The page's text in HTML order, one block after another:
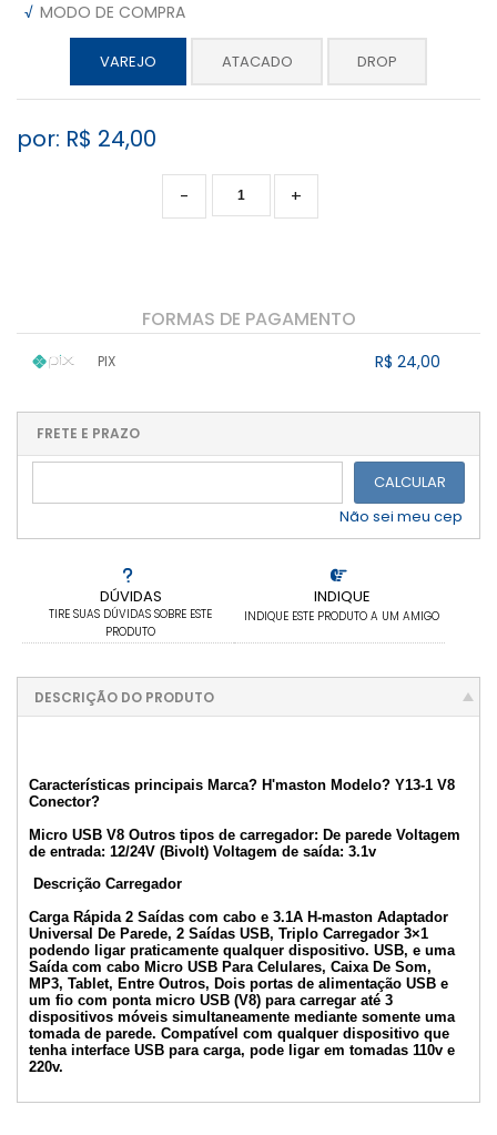
√ MODO DE COMPRA
VAREJO ATACADO DROP
DÚVIDAS
TIRE SUAS DÚVIDAS SOBRE ESTE
PRODUTO
INDIQUE
INDIQUE ESTE PRODUTO A UM AMIGO
por: R$ 24,00
+
-
FORMAS DE PAGAMENTO
PIX R$ 24,00
...
....
FRETE E PRAZO
CALCULAR
Não sei meu cep
DESCRIÇÃO DO PRODUTO
Características principais Marca? H'maston Modelo? Y13-1 V8
Conector?
Micro USB V8 Outros tipos de carregador: De parede Voltagem
de entrada: 12/24V (Bivolt) Voltagem de saída: 3.1v
Descrição Carregador
Carga Rápida 2 Saídas com cabo e 3.1A H-maston Adaptador
Universal De Parede, 2 Saídas USB, Triplo Carregador 3×1
podendo ligar praticamente qualquer dispositivo. USB, e uma
Saída com cabo Micro USB Para Celulares, Caixa De Som,
MP3, Tablet, Entre Outros, Dois portas de alimentação USB e
um fio com ponta micro USB (V8) para carregar até 3
dispositivos móveis simultaneamente mediante somente uma
tomada de parede. Compatível com qualquer dispositivo que
tenha interface USB para carga, pode ligar em tomadas 110v e
220v.